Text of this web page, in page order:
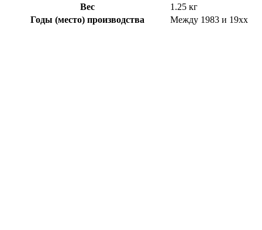
Вес
1.25 кг
Годы (место) производства
Между 1983 и 19xx